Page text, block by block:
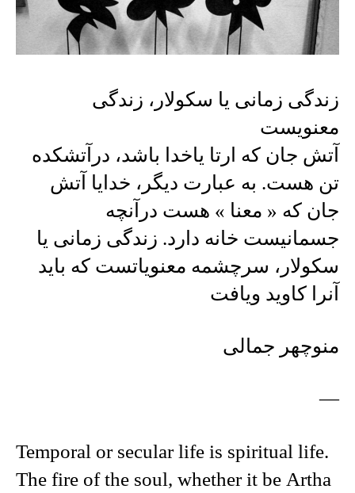
زندگی زمانی یا سکولار، زندگی
معنویست
آتش جان که ارتا یاخدا باشد، درآتشکده
تن هست. به عبارت دیگر، خدایا آتش
جان که « معنا » هست درآنچه
جسمانیست خانه دارد. زندگی زمانی یا
سکولار، سرچشمه معنویاتست که باید
آنرا کاوید ویافت
منوچهر جمالی
—
Temporal or secular life is spiritual life.
The fire of the soul, whether it be Artha